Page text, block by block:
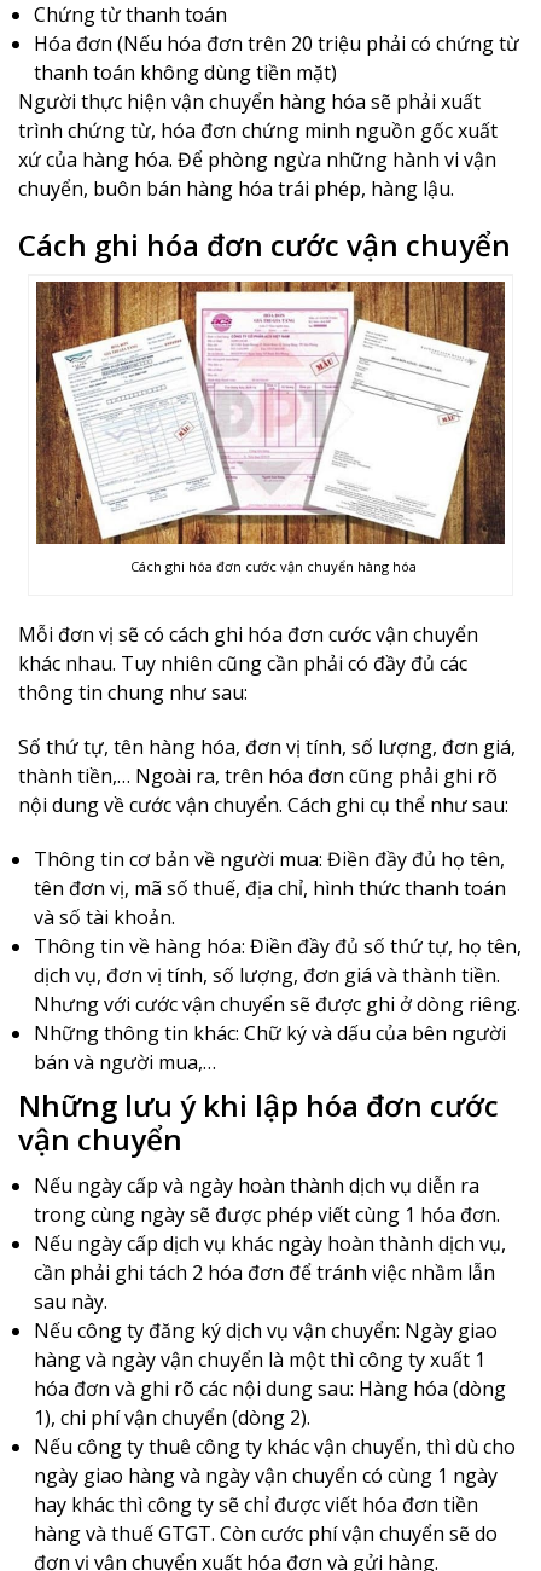
Chứng từ thanh toán
Hóa đơn (Nếu hóa đơn trên 20 triệu phải có chứng từ
thanh toán không dùng tiền mặt)
Người thực hiện vận chuyển hàng hóa sẽ phải xuất
trình chứng từ, hóa đơn chứng minh nguồn gốc xuất
xứ của hàng hóa. Để phòng ngừa những hành vi vận
chuyển, buôn bán hàng hóa trái phép, hàng lậu.
Cách ghi hóa đơn cước vận chuyển
Cách ghi hóa đơn cước vận chuyển hàng hóa
Mỗi đơn vị sẽ có cách ghi hóa đơn cước vận chuyển
khác nhau. Tuy nhiên cũng cần phải có đầy đủ các
thông tin chung như sau:
Số thứ tự, tên hàng hóa, đơn vị tính, số lượng, đơn giá,
thành tiền,… Ngoài ra, trên hóa đơn cũng phải ghi rõ
nội dung về cước vận chuyển. Cách ghi cụ thể như sau:
Thông tin cơ bản về người mua: Điền đầy đủ họ tên,
tên đơn vị, mã số thuế, địa chỉ, hình thức thanh toán
và số tài khoản.
Thông tin về hàng hóa: Điền đầy đủ số thứ tự, họ tên,
dịch vụ, đơn vị tính, số lượng, đơn giá và thành tiền.
Nhưng với cước vận chuyển sẽ được ghi ở dòng riêng.
Những thông tin khác: Chữ ký và dấu của bên người
bán và người mua,…
Những lưu ý khi lập hóa đơn cước
vận chuyển
Nếu ngày cấp và ngày hoàn thành dịch vụ diễn ra
trong cùng ngày sẽ được phép viết cùng 1 hóa đơn.
Nếu ngày cấp dịch vụ khác ngày hoàn thành dịch vụ,
cần phải ghi tách 2 hóa đơn để tránh việc nhầm lẫn
sau này.
Nếu công ty đăng ký dịch vụ vận chuyển: Ngày giao
hàng và ngày vận chuyển là một thì công ty xuất 1
hóa đơn và ghi rõ các nội dung sau: Hàng hóa (dòng
1), chi phí vận chuyển (dòng 2).
Nếu công ty thuê công ty khác vận chuyển, thì dù cho
ngày giao hàng và ngày vận chuyển có cùng 1 ngày
hay khác thì công ty sẽ chỉ được viết hóa đơn tiền
hàng và thuế GTGT. Còn cước phí vận chuyển sẽ do
đơn vị vận chuyển xuất hóa đơn và gửi hàng.